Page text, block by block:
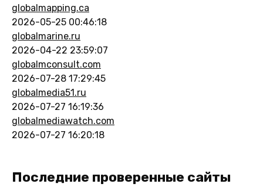
globalmapping.ca
2026-05-25 00:46:18
globalmarine.ru
2026-04-22 23:59:07
globalmconsult.com
2026-07-28 17:29:45
globalmedia51.ru
2026-07-27 16:19:36
globalmediawatch.com
2026-07-27 16:20:18
Последние проверенные сайты